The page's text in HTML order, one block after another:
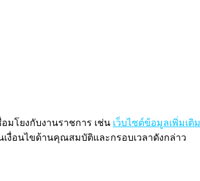
มโยงกับงานราชการ เช่น เว็บไซต์ข้อมูลเพิ่มเติม
เงื่อนไขด้านคุณสมบัติและกรอบเวลาดังกล่าว